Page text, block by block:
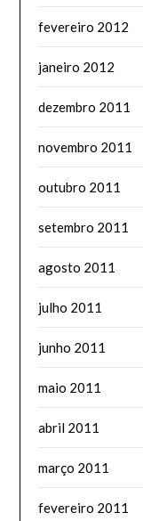
fevereiro 2012
janeiro 2012
dezembro 2011
novembro 2011
outubro 2011
setembro 2011
agosto 2011
julho 2011
junho 2011
maio 2011
abril 2011
março 2011
fevereiro 2011